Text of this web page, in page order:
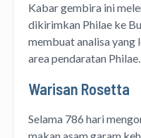
Kabar gembira ini
dikirimkan Philae ke
membuat analisa yang
area pendaratan Philae.
Warisan Rosetta
Selama 786 hari